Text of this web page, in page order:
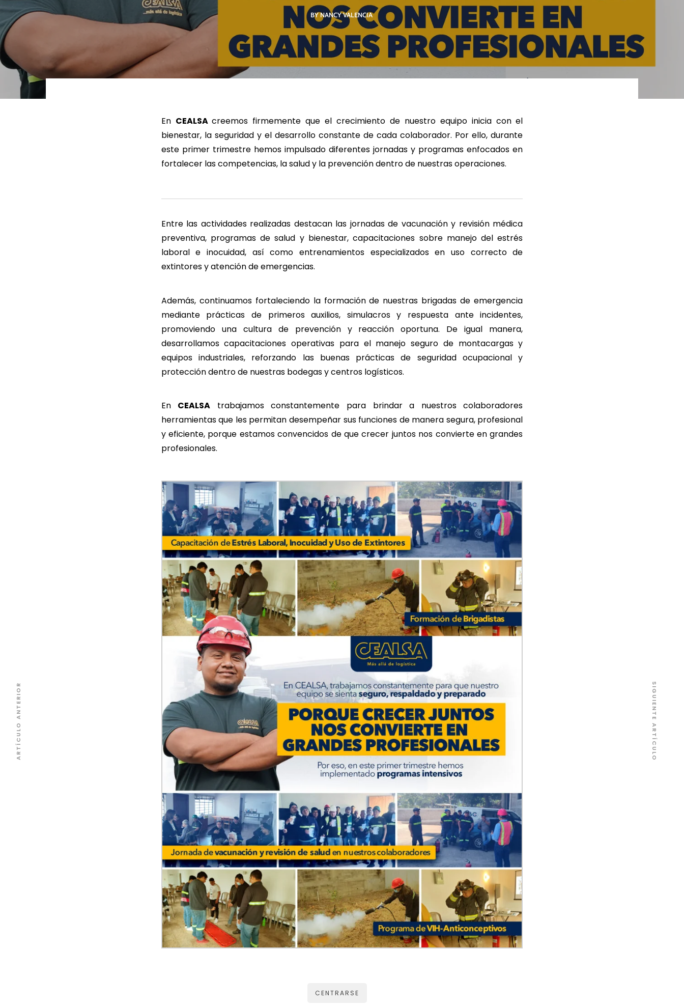
LEER MÁS LEER MÁS LEER MÁS LEER MÁS
BY NANCY VALENCIA
En CEALSAcreemos firmemente que el crecimiento de nuestro equipo inicia con el
bienestar, la seguridad y el desarrollo constante de cada colaborador. Por ello, durante
este primer trimestre hemos impulsado diferentes jornadas y programas enfocados en
fortalecer las competencias, la salud y la prevención dentro de nuestras operaciones.
Entre las actividades realizadas destacan las jornadas de vacunación y revisión médica
preventiva, programas de salud y bienestar, capacitaciones sobre manejo del estrés
laboral e inocuidad, así como entrenamientos especializados en uso correcto de
extintores y atención de emergencias.
Además, continuamos fortaleciendo la formación de nuestras brigadas de emergencia
mediante prácticas de primeros auxilios, simulacros y respuesta ante incidentes,
promoviendo una cultura de prevención y reacción oportuna. De igual manera,
desarrollamos capacitaciones operativas para el manejo seguro de montacargas y
equipos industriales, reforzando las buenas prácticas de seguridad ocupacional y
protección dentro de nuestras bodegas y centros logísticos.
En CEALSA trabajamos constantemente para brindar a nuestros colaboradores
herramientas que les permitan desempeñar sus funciones de manera segura, profesional
y eficiente, porque estamos convencidos de que crecer juntos nos convierte en grandes
profesionales.
CENTRARSE
ARTÍCULO ANTERIOR SIGUIENTE ARTÍCULO